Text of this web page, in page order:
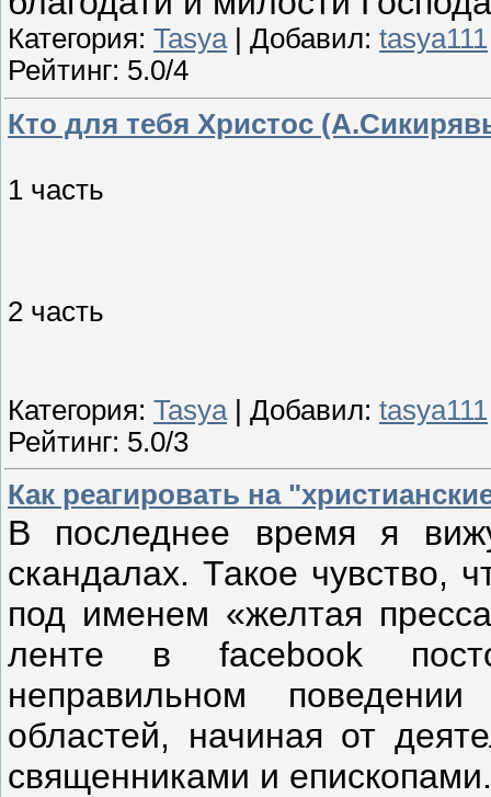
Категория: Tasya | Добавил: tasya111
Рейтинг: 5.0/4
Кто для тебя Христос
1 часть
2 часть
Категория: Tasya| Добавил: tasya111
Рейтинг: 5.0/3
Как реагировать на
В последнее время я
скандалах. Такое чувство,
под именем «желтая
ленте в facebook
неправильном
областей, начиная от
священниками и епископами.